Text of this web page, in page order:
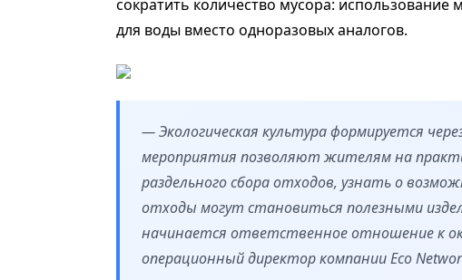
сократить количество мусора:
для воды вместо одноразовых аналогов.
— Экологическая культура формируется
мероприятия позволяют жителям на
раздельного сбора отходов, узнать о
отходы могут становиться полезными
начинается ответственное отношение к
операционный директор компании Eco